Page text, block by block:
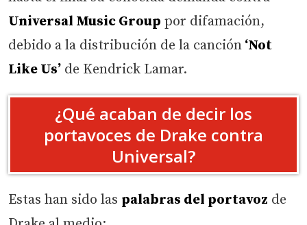
Universal Music Group por difamación,
debido a la distribución de la canción ‘Not
Like Us’ de Kendrick Lamar.
¿Qué acaban de decir los
portavoces de Drake contra
Universal?
Estas han sido las palabras del portavoz de